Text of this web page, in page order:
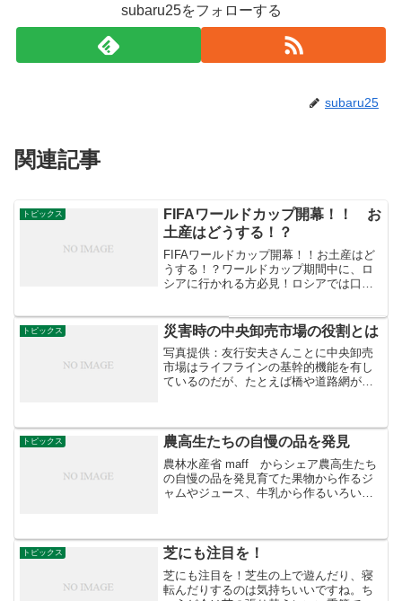
subaru25をフォローする
subaru25
関連記事
トピックス
FIFAワールドカップ開幕！！ お
土産はどうする！？
FIFAワールドカップ開幕！！お土産はど
うする！？ワールドカップ期間中に、ロ
シアに行かれる方必見！ロシアでは口蹄
は、ほとんど持って帰ることができませ
ん。旅行前に動物検疫所...
トピックス 災害時の中央卸売市場の役割とは
写真提供：友行安夫さんことに中央卸売
市場はライフラインの基幹的機能を有し
ているのだが、たとえば橋や道路網が寸
いまのように市場の開設者や卸売会社が
眠りこけている状態ではと...
トピックス 農高生たちの自慢の品を発見
農林水産省 maff からシェア農高生たち
の自慢の品を発見育てた果物から作るジ
ャムやジュース、牛乳から作るいろいろ
もあり、地元の方々...
トピックス 芝にも注目を！
芝にも注目を！芝生の上で遊んだり、寝
転んだりするのは気持ちいいですね。ち